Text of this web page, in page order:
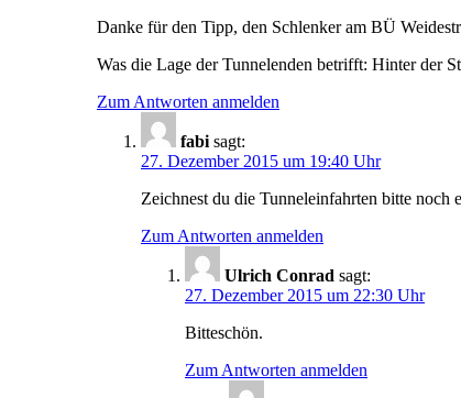
Danke für den Tipp, den Schlenker am BÜ
Was die Lage der Tunnelenden betrifft: Hinter der
Zum Antworten anmelden
fabi sagt:
27. Dezember 2015 um 19:40 Uhr
Zeichnest du die Tunneleinfahrten bitte noch
Zum Antworten anmelden
Ulrich Conrad sagt:
27. Dezember 2015 um 22:30 Uhr
Bitteschön.
Zum Antworten anmelden